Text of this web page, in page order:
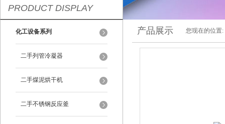
PRODUCT DISPLAY
化工设备系列
二手列管冷凝器
二手煤泥烘干机
二手不锈钢反应釜
产品展示 您现在的位置: